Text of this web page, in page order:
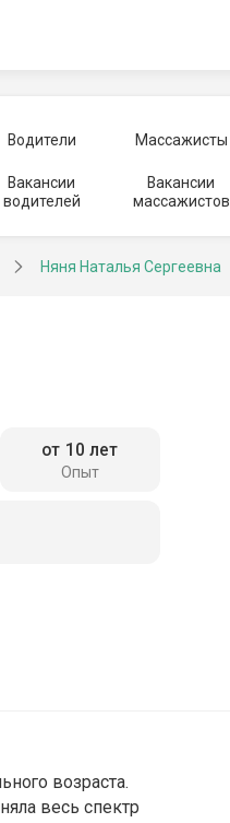
Водители Массажисты
Вакансии
водителей
Вакансии
массажистов
Няня Наталья Сергеевна
Опыт
от 10 лет
возраста.
весь спектр